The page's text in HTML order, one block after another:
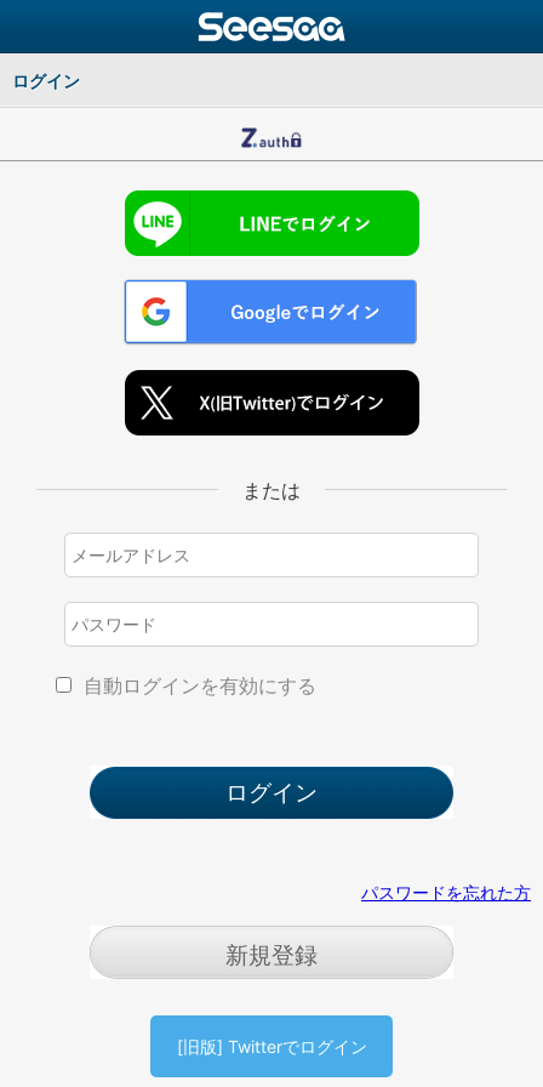
ログイン
または
自動ログインを有効にする
パスワードを忘れた方
新規登録
[旧版] Twitterでログイン